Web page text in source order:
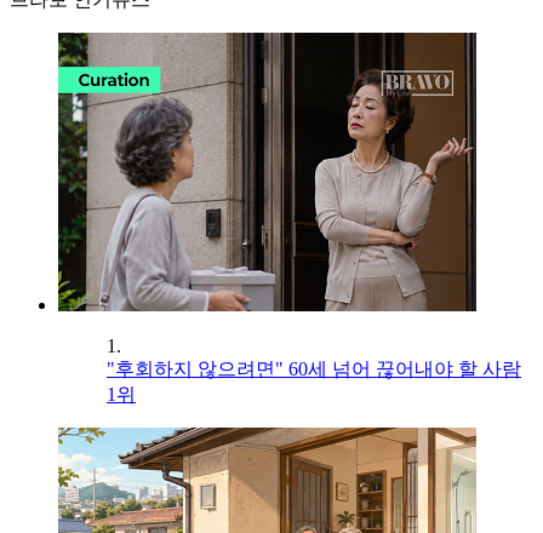
1.
"후회하지 않으려면" 60세 넘어 끊어내야 할 사람
1위